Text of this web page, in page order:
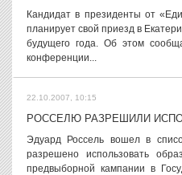
Кандидат в президенты от
планирует свой приезд в
будущего года. Об этом
конференции...
22.10.2007, 10:15
РОССЕЛЮ РАЗРЕШИЛИ
Эдуард Россель вошел в
разрешено использовать
предвыборной кампании в